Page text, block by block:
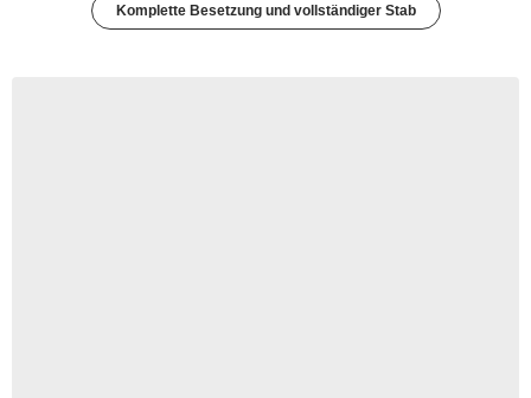
Komplette Besetzung und vollständiger Stab